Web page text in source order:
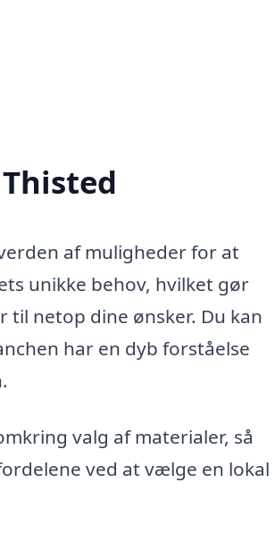
af muligheder for at
unikke behov, hvilket gør
netop dine ønsker. Du kan
har en dyb forståelse
valg af materialer, så
ved at vælge en lokal